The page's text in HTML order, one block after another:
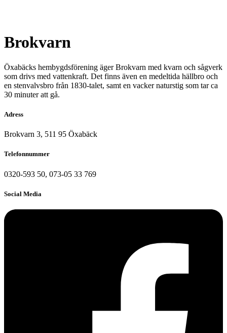
Brokvarn
Öxabäcks hembygdsförening äger Brokvarn med kvarn och sågverk
som drivs med vattenkraft. Det finns även en medeltida hällbro och
en stenvalvsbro från 1830-talet, samt en vacker naturstig som tar ca
30 minuter att gå.
Adress
Brokvarn 3, 511 95 Öxabäck
Telefonnummer
0320-593 50, 073-05 33 769
Social Media